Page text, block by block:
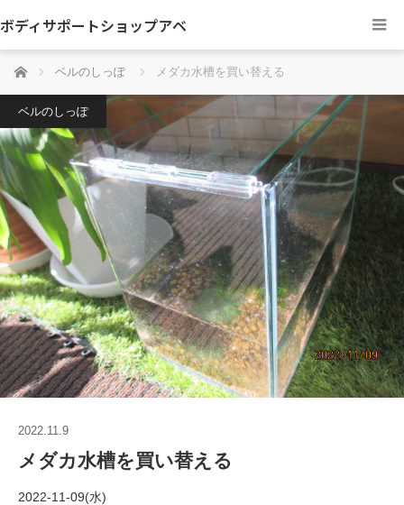
ボディサポートショップアベ
ホーム ベルのしっぽ メダカ水槽を買い替える
ベルのしっぽ
2022.11.9
メダカ水槽を買い替える
2022-11-09(水)